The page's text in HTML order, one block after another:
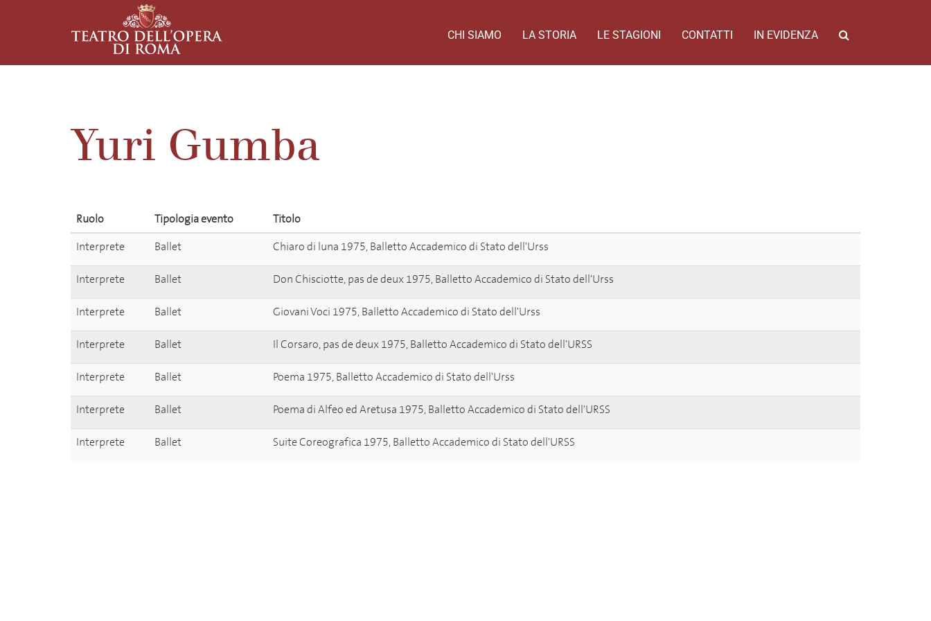
CHI SIAMO LA STORIA LE STAGIONI CONTATTI IN EVIDENZA
Yuri Gumba
Ruolo Tipologia evento
Titolo
Interprete
Ballet Chiaro di luna 1975, Balletto Accademico di Stato dell'Urss
Interprete Ballet Don Chisciotte, pas de deux 1975, Balletto Accademico di Stato dell'Urss
Interprete Ballet Giovani Voci 1975, Balletto Accademico di Stato dell'Urss
Interprete Ballet Il Corsaro, pas de deux 1975, Balletto Accademico di Stato dell'URSS
Interprete Ballet Poema 1975, Balletto Accademico di Stato dell'Urss
Interprete Ballet Poema di Alfeo ed Aretusa 1975, Balletto Accademico di Stato dell'URSS
Interprete Ballet Suite Coreografica 1975, Balletto Accademico di Stato dell'URSS